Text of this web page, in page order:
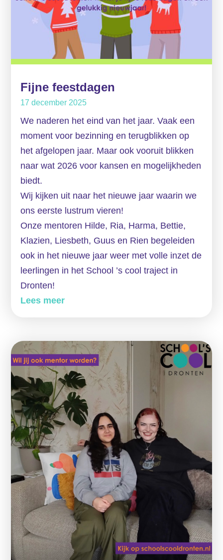
Fijne feestdagen
17 december 2025
We naderen het eind van het jaar. Vaak een
moment voor bezinning en terugblikken op
het afgelopen jaar. Maar ook vooruit blikken
naar wat 2026 voor kansen en mogelijkheden
biedt.
Wij kijken uit naar het nieuwe jaar waarin we
ons eerste lustrum vieren!
Onze mentoren Hilde, Ria, Harma, Bettie,
Klazien, Liesbeth, Guus en Rien begeleiden
ook in het nieuwe jaar weer met volle inzet de
leerlingen in het School ’s cool traject in
Dronten!
Lees meer